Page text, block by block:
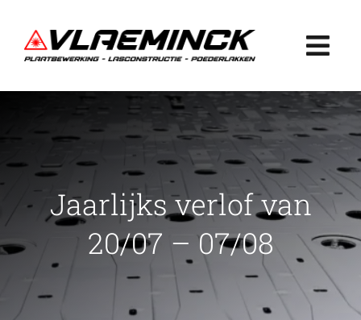
naar
inhoud
Plaatbewerking
Lasconstructie
Poederlakken
Jaarlijks verlof van
20/07 – 07/08